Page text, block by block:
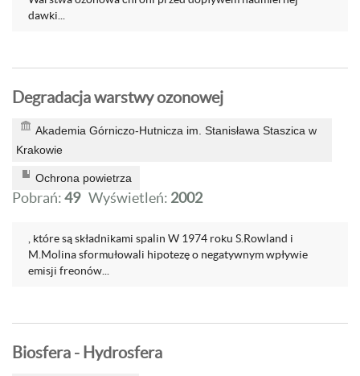
dawki...
Degradacja warstwy ozonowej
Akademia Górniczo-Hutnicza im. Stanisława Staszica w
Krakowie
Ochrona powietrza
Pobrań:49 Wyświetleń: 2002
, które są składnikami spalin W 1974 roku S.Rowland i
M.Molina sformułowali hipotezę o negatywnym wpływie
emisji freonów...
Biosfera - Hydrosfera